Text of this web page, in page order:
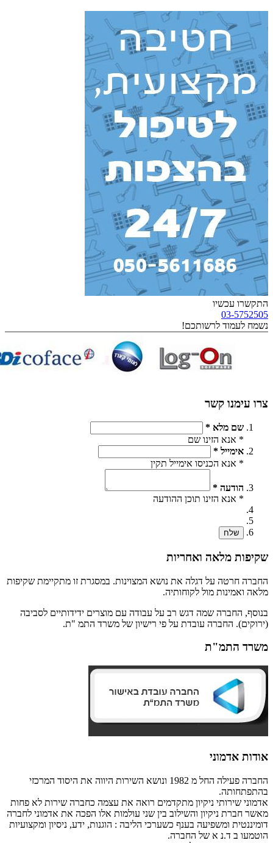
התקשרו עכשיו
03-5752505
נשמח לעמוד לרשותכם!
צרו עימנו קשר
שם מלא *
* אנא הזינו שם
אימייל *
* אנא הכניסו אימייל תקין
הודעה *
* אנא הזינו תוכן ההודעה
שלח
שקיפות מלאה ואחריות
החברה חרטה על דגלה את נושא המצוינות. במסגרת זו מתקיימת שקיפות
מלאה ואמינות מול לקוחותיה.
בנוסף, החברה שמה דגש רב על עבודה עם מוצרים ידידותיים לסביבה
(ירוקים). החברה עובדת על פי רישיון של משרד התמ "ת.
משרד התמ"ת
אודות אדמוני
החברה פעילה החל מ 1982 ונושא השירות היווה את היסוד המרכזי
בהתפתחותה.
אדמוני שירותי ניקיון מתקדמים רואה את עצמה כחברה שירות לא פחות
מאשר חברת ניקיון והשילוב בין שני עולמות אלו הפכה את אדמוני לחברה
דומיננטית ומשפיעה בענף כשערכי הליבה : הוגנות, ידע, ניסיון ומקצועיות
הוטמעו ב ד.נ א של החברה.